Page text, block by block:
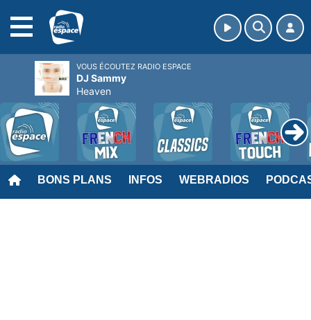
BONS PLANS INFOS WEBRADIOS
VOUS ÉCOUTEZ RADIO ESPACE
DJ Sammy
Heaven